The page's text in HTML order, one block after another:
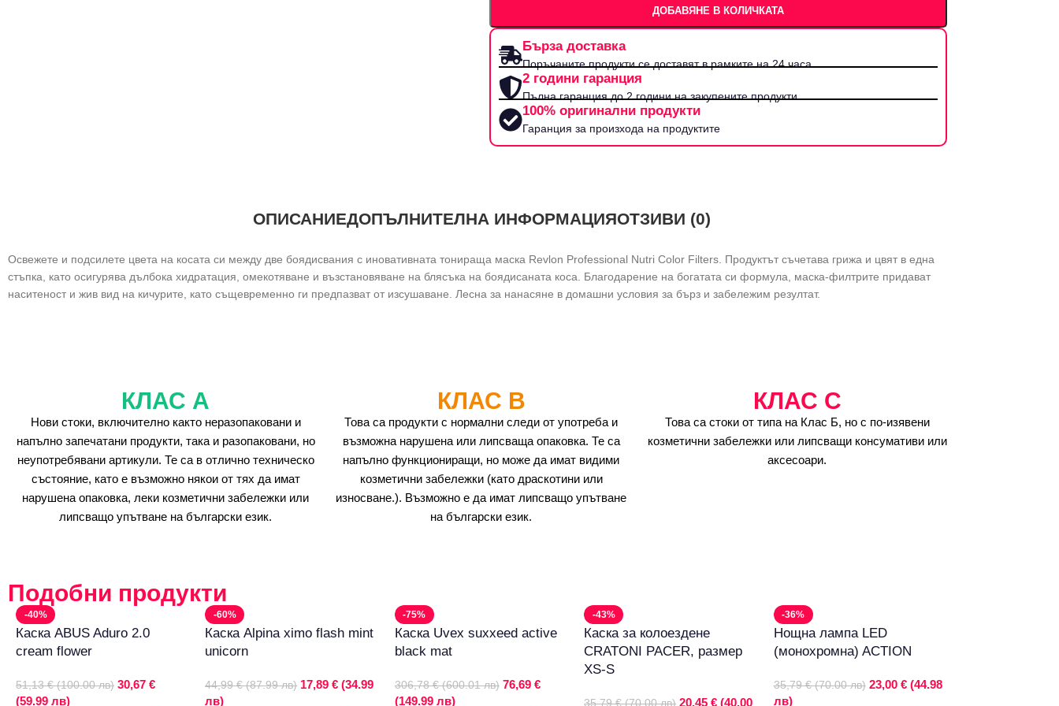
ДОБАВЯНЕ В КОЛИЧКАТА
Бърза доставка
Поръчаните продукти се доставят в рамките на 24 часа.
2 години гаранция
Пълна гаранция до 2 години на закупените продукти
100% оригинални продукти
Гаранция за произхода на продуктите
ОПИСАНИЕДОПЪЛНИТЕЛНА ИНФОРМАЦИЯОТЗИВИ (0)
Освежете и подсилете цвета на косата си между две боядисвания с иновативната тонираща маска Revlon Professional Nutri Color Filters. Продуктът съчетава грижа и цвят в една
стъпка, като осигурява дълбока хидратация, омекотяване и възстановяване на блясъка на боядисаната коса. Благодарение на богатата си формула, маска-филтрите придават
наситеност и жив вид на кичурите, като същевременно ги предпазват от изсушаване. Лесна за нанасяне в домашни условия за бърз и забележим резултат.
КЛАС А
Нови стоки, включително както неразопаковани и
напълно запечатани продукти, така и разопаковани, но
неупотребявани артикули. Те са в отлично техническо
състояние, като е възможно някои от тях да имат
нарушена опаковка, леки козметични забележки или
липсващо упътване на български език.
КЛАС B
Това са продукти с нормални следи от употреба и
възможна нарушена или липсваща опаковка. Те са
напълно функциониращи, но може да имат видими
козметични забележки (като драскотини или
износване.). Възможно е да имат липсващо упътване
на български език.
КЛАС C
Това са стоки от типа на Клас Б, но с по-изявени
козметични забележки или липсващи консумативи или
аксесоари.
Подобни продукти
-40%
Каска ABUS Aduro 2.0
cream flower
51,13 € (100.00 лв) 30,67 €
(59.99 лв)
-60%
Каска Alpina ximo flash mint
unicorn
44,99 € (87.99 лв) 17,89 € (34.99
лв)
-75%
Каска Uvex suxxeed active
black mat
306,78 € (600.01 лв) 76,69 €
(149.99 лв)
-43%
Каска за колоездене
CRATONI PACER, размер
XS-S
35,79 € (70.00 лв) 20,45 € (40.00
-36%
Нощна лампа LED
(монохромна) ACTION
35,79 € (70.00 лв) 23,00 € (44.98
лв)